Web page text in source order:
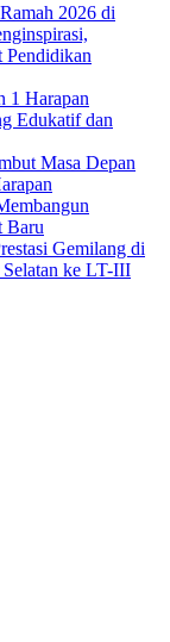
2026 di
Pendidikan
1 Harapan
Edukatif dan
Masa Depan
Baru
Gemilang di
ke LT-III